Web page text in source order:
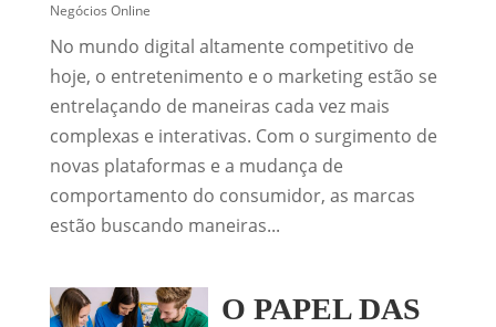
Negócios Online
No mundo digital altamente competitivo de
hoje, o entretenimento e o marketing estão se
entrelaçando de maneiras cada vez mais
complexas e interativas. Com o surgimento de
novas plataformas e a mudança de
comportamento do consumidor, as marcas
estão buscando maneiras...
O PAPEL DAS